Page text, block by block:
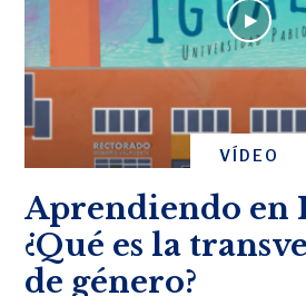
VÍDEO
Aprendiendo en
¿Qué es la
de género?